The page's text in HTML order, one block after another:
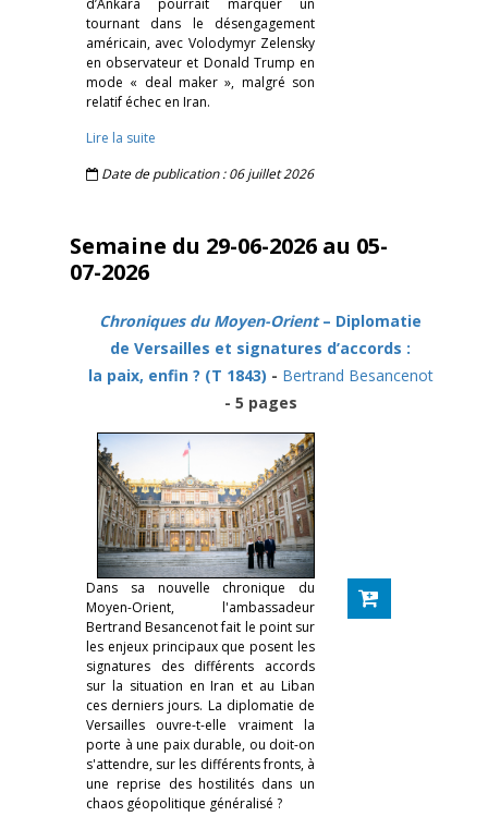
d’Ankara pourrait marquer un
tournant dans le désengagement
américain, avec Volodymyr Zelensky
en observateur et Donald Trump en
mode « deal maker », malgré son
relatif échec en Iran.
Lire la suite
Date de publication : 06 juillet 2026
Semaine du 29-06-2026 au 05-
07-2026
Chroniques du Moyen-Orient– Diplomatie
de Versailles et signatures d’accords :
la paix, enfin ? (T 1843) - Bertrand Besancenot
- 5 pages
Dans sa nouvelle chronique du
Moyen-Orient, l'ambassadeur
Bertrand Besancenot fait le point sur
les enjeux principaux que posent les
signatures des différents accords
sur la situation en Iran et au Liban
ces derniers jours. La diplomatie de
Versailles ouvre-t-elle vraiment la
porte à une paix durable, ou doit-on
s'attendre, sur les différents fronts, à
une reprise des hostilités dans un
chaos géopolitique généralisé ?